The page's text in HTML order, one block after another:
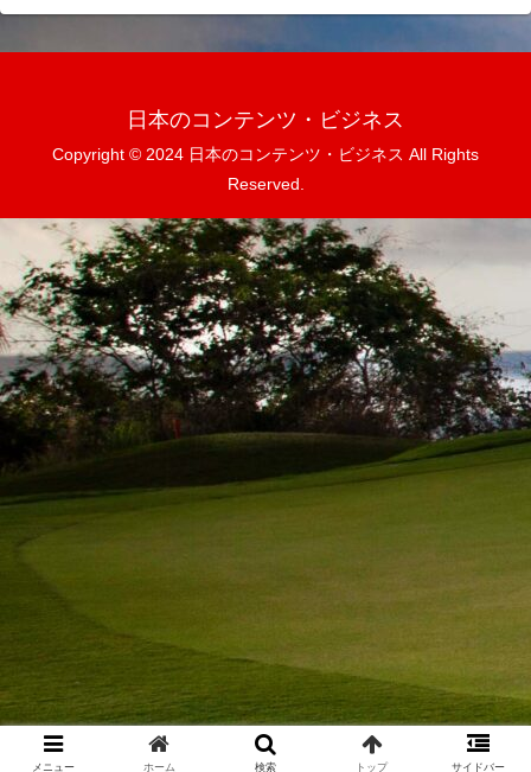
日本のコンテンツ・ビジネス
Copyright © 2024 日本のコンテンツ・ビジネス All Rights
Reserved.
メニュー ホーム 検索 トップ サイドバー